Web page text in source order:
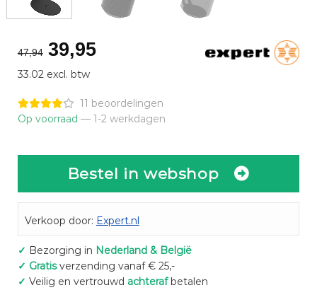
47,94 Oorspronkelijke
prijs
was:
€47,94.
39,95Huidige
€39,95.
33.02 excl. btw
11 beoordelingen
Op voorraad — 1-2 werkdagen
Bestel in webshop
Verkoop door: Expert.nl
✓ Bezorging in Nederland & België
✓ Gratisverzending vanaf € 25,-
✓ Veilig en vertrouwd achterafbetalen